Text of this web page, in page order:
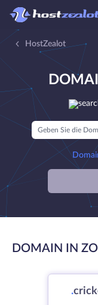
HostZealot
DOMAIN IN
.